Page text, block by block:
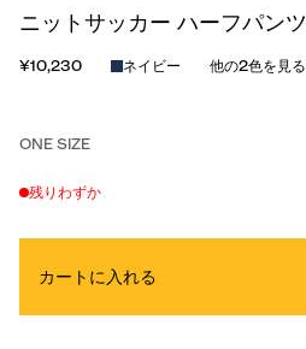
ニットサッカー ハーフパンツ
¥10,230 ネイビー 他の2色を見る
ONE SIZE
残りわずか
カートに入れる